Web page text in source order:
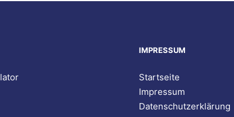
IMPRESSUM
Startseite
Impressum
Datenschutzerklärung